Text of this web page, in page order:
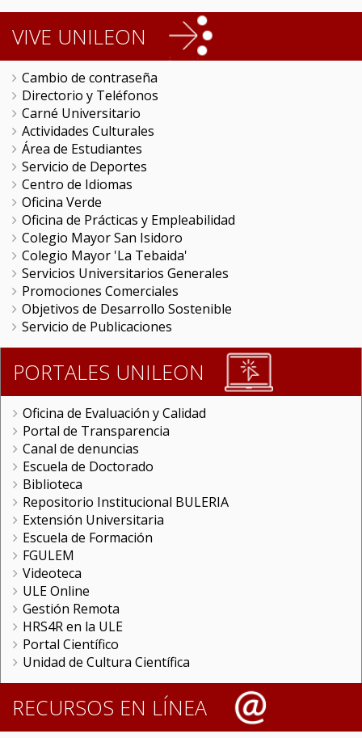
VIVE UNILEON
Cambio de contraseña
Directorio y Teléfonos
Carné Universitario
Actividades Culturales
Área de Estudiantes
Servicio de Deportes
Centro de Idiomas
Oficina Verde
Oficina de Prácticas y Empleabilidad
Colegio Mayor San Isidoro
Colegio Mayor 'La Tebaida'
Servicios Universitarios Generales
Promociones Comerciales
Objetivos de Desarrollo Sostenible
Servicio de Publicaciones
PORTALES UNILEON
Oficina de Evaluación y Calidad
Portal de Transparencia
Canal de denuncias
Escuela de Doctorado
Biblioteca
Repositorio Institucional BULERIA
Extensión Universitaria
Escuela de Formación
FGULEM
Videoteca
ULE Online
Gestión Remota
HRS4R en la ULE
Portal Científico
Unidad de Cultura Científica
RECURSOS EN LÍNEA